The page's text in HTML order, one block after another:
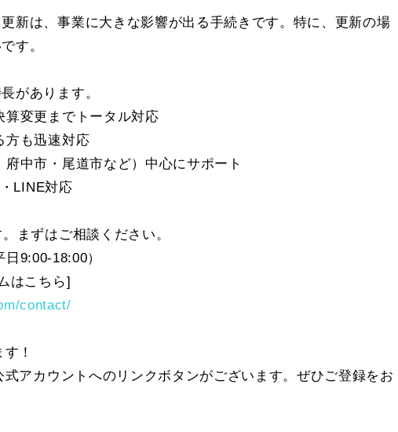
新は、事業に大きな影響が出る手続きです。特に、更新の場
す。
があります。
算変更までトータル対応
方も迅速対応
府中市・尾道市など）中心にサポート
LINE対応
まずはご相談ください。
9:00-18:00）
はこちら]
contact/
！
アカウントへのリンクボタンがございます。ぜひご登録をお